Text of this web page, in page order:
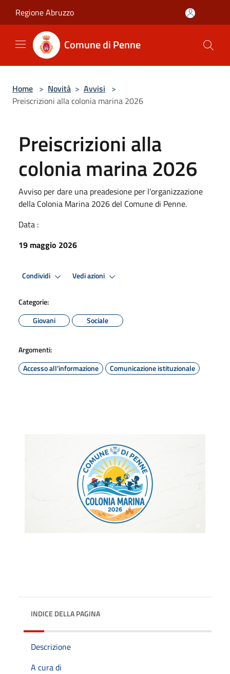
Regione Abruzzo
Comune di Penne
Home > Novità > Avvisi >
Preiscrizioni alla colonia marina 2026
Preiscrizioni alla
colonia marina 2026
Avviso per dare una preadesione per l’organizzazione
della Colonia Marina 2026 del Comune di Penne.
Data :
19 maggio 2026
Condividi Vedi azioni
Categorie:
Giovani
Sociale
Argomenti:
Accesso all'informazione
Comunicazione istituzionale
INDICE DELLA PAGINA
Descrizione
A cura di